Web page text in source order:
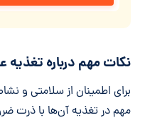
نکات مهم درباره
برای اطمینان از سلامتی و
مهم در تغذیه آن‌ها با ذرت